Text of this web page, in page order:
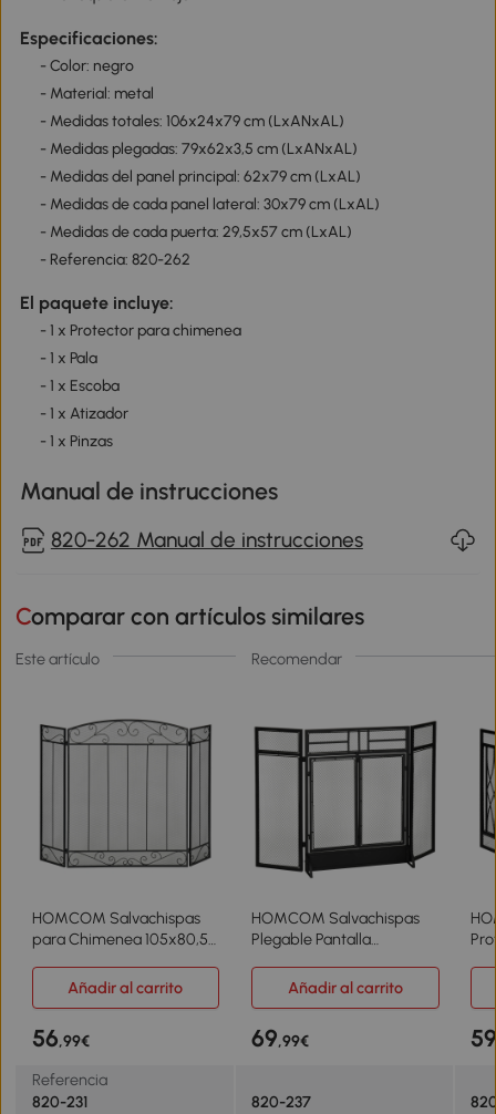
Especificaciones:
- Color: negro
- Material: metal
- Medidas totales: 106x24x79 cm (LxANxAL)
- Medidas plegadas: 79x62x3,5 cm (LxANxAL)
- Medidas del panel principal: 62x79 cm (LxAL)
- Medidas de cada panel lateral: 30x79 cm (LxAL)
- Medidas de cada puerta: 29,5x57 cm (LxAL)
- Referencia: 820-262
El paquete incluye:
- 1 x Protector para chimenea
- 1 x Pala
- 1 x Escoba
- 1 x Atizador
- 1 x Pinzas
Manual de instrucciones
820-262 Manual de instrucciones
Comparar con artículos similares
Este artículo Recomendar
HOMCOM Salvachispas
para Chimenea 105x80,5
Chimenea Plegable de 3
Paneles Protector de
HOMCOM Salvachispas
Plegable Pantalla
de 3 Paneles con Doble
Puerta y Pies 120x11,5x79
Añadir al carrito Añadir al carrito
56,99€ 69,99€
Referencia
820-231
820-237